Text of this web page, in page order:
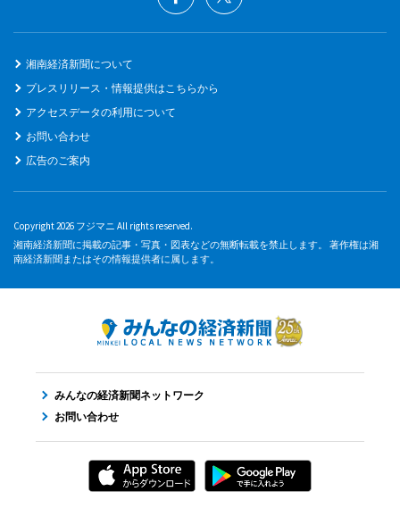
湘南経済新聞について
プレスリリース・情報提供はこちらから
アクセスデータの利用について
お問い合わせ
広告のご案内
Copyright 2026 フジマニ All rights reserved.
湘南経済新聞に掲載の記事・写真・図表などの無断転載を禁止します。 著作権は湘
南経済新聞またはその情報提供者に属します。
みんなの経済新聞ネットワーク
お問い合わせ